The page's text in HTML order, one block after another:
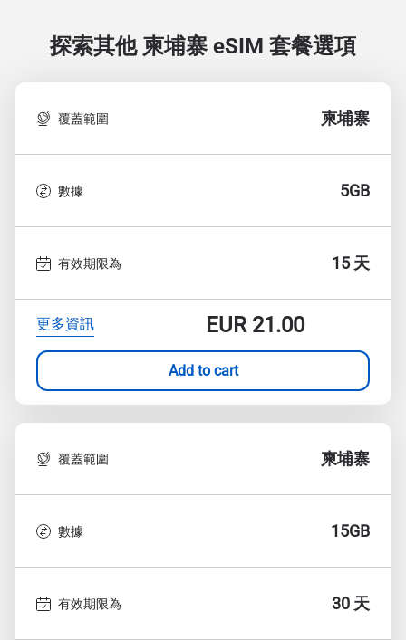
探索其他 柬埔寨eSIM 套餐選項
覆蓋範圍 柬埔寨
數據 5GB
有效期限為 15 天
更多資訊 EUR21.00
Add to cart
覆蓋範圍 柬埔寨
數據 15GB
有效期限為 30 天